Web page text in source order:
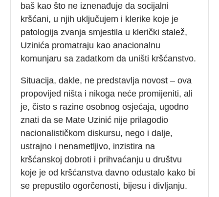
baš kao što ne iznenađuje da socijalni
kršćani, u njih uključujem i klerike koje je
patologija zvanja smjestila u klerički stalež,
Uzinića promatraju kao anacionalnu
komunjaru sa zadatkom da uništi kršćanstvo.
Situacija, dakle, ne predstavlja novost – ova
propovijed ništa i nikoga neće promijeniti, ali
je, čisto s razine osobnog osjećaja, ugodno
znati da se Mate Uzinić nije prilagodio
nacionalističkom diskursu, nego i dalje,
ustrajno i nenametljivo, inzistira na
kršćanskoj dobroti i prihvaćanju u društvu
koje je od kršćanstva davno odustalo kako bi
se prepustilo ogorčenosti, bijesu i divljanju.